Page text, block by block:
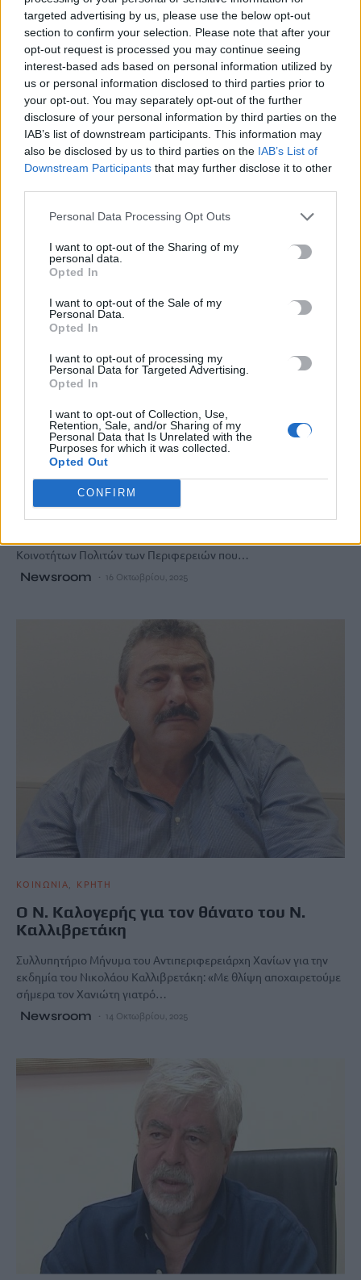
targeted advertising by us, please use the below opt-out
section to confirm your selection. Please note that after your
opt-out request is processed you may continue seeing
interest-based ads based on personal information utilized by
us or personal information disclosed to third parties prior to
your opt-out. You may separately opt-out of the further
disclosure of your personal information by third parties on the
IAB’s list of downstream participants. This information may
also be disclosed by us to third parties on the IAB’s List of
Downstream Participants that may further disclose it to other
Personal Data Processing Opt Outs
I want to opt-out of the Sharing of my
personal data.
Opted In
I want to opt-out of the Sale of my
Personal Data.
Opted In
I want to opt-out of processing my
Personal Data for Targeted Advertising.
Opted In
I want to opt-out of Collection, Use,
Retention, Sale, and/or Sharing of my
Personal Data that Is Unrelated with the
Purposes for which it was collected.
Opted Out
CONFIRM
ΚΟΙΝΩΝΙΑ ΚΡΗΤΗ
Παρέμβαση Καλογερή για την
απομάκρυνση του Λιμενάρχη Χανίων
«Αισθανόμαστε οργή και θλίψη ταυτόχρονα για την μεγάλη αυτή
αδικία», αναφέρει σε ανάρτησή του για την απομάκρυνση του…
Newsroom 27 Οκτωβρίου, 2025
ΚΡΗΤΗ
Στη συνάντηση για την πορεία υλοποίησης
του προγράμματος “Απόλλων” ο Ν.
Καλογερής
Στο Υπουργείο Περιβάλλοντος και Ενέργειας πραγματοποιήθηκε
Κοινοτήτων Πολιτών των Περιφερειών που…
Newsroom 16 Οκτωβρίου, 2025
ΚΟΙΝΩΝΙΑ ΚΡΗΤΗ
Ο Ν. Καλογερής για τον θάνατο του Ν.
Καλλιβρετάκη
Συλλυπητήριο Μήνυμα του Αντιπεριφερειάρχη Χανίων για την
εκδημία του Νικολάου Καλλιβρετάκη: «Με θλίψη αποχαιρετούμε
σήμερα τον Χανιώτη γιατρό…
Newsroom 14 Οκτωβρίου, 2025